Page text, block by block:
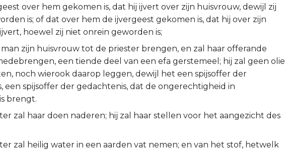
over hem gekomen is, dat hij ijvert over zijn huisvrouw, dewijl zij
is; of dat over hem de ijvergeest gekomen is, dat hij over zijn
hoewel zij niet onrein geworden is;
man zijn huisvrouw tot de priester brengen, en zal haar offerande
een tiende deel van een efa gerstemeel; hij zal geen olie
noch wierook daarop leggen, dewijl het een spijsoffer der
een spijsoffer der gedachtenis, dat de ongerechtigheid in
brengt.
zal haar doen naderen; hij zal haar stellen voor het aangezicht des
zal heilig water in een aarden vat nemen; en van het stof, hetwelk